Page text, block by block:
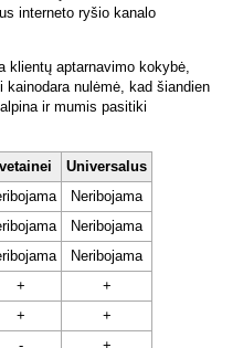
interneto ryšio kanalo
klientų aptarnavimo kokybė,
kainodara nulėmė, kad šiandien
ir mumis pasitiki
Universalus
Neribojama
Neribojama
Neribojama
+
+
+
+